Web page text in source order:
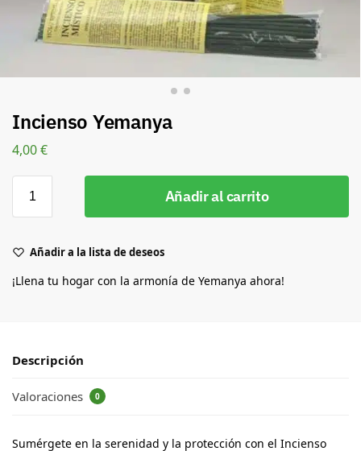
Incienso Yemanya
4,00€
Añadir al carrito
Añadir a la lista de deseos
¡Llena tu hogar con la armonía de Yemanya ahora!
Descripción
Valoraciones 0
Sumérgete en la serenidad y la protección con el Incienso